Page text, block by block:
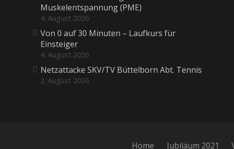
Muskelentspannung (PME)
4. August 2026
Von 0 auf 30 Minuten – Laufkurs für
Einsteiger
4. August 2026
Netzattacke SKV/TV Büttelborn Abt. Tennis
2. August 2026
Home Jubiläum 2021